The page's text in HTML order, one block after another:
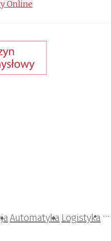
Automatyka Logistyka
Online